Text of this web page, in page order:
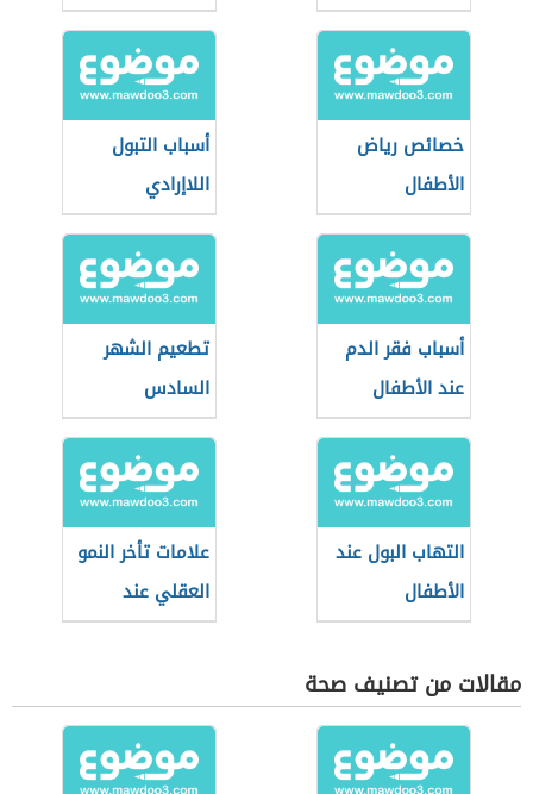
الأطفال
حديثي الولادة
خصائص رياض
الأطفال
أسباب التبول
اللاإرادي
أسباب فقر الدم
عند الأطفال
تطعيم الشهر
السادس
التهاب البول عند
الأطفال
علامات تأخر النمو
العقلي عند
الأطفال
مقالات من تصنيف صحة